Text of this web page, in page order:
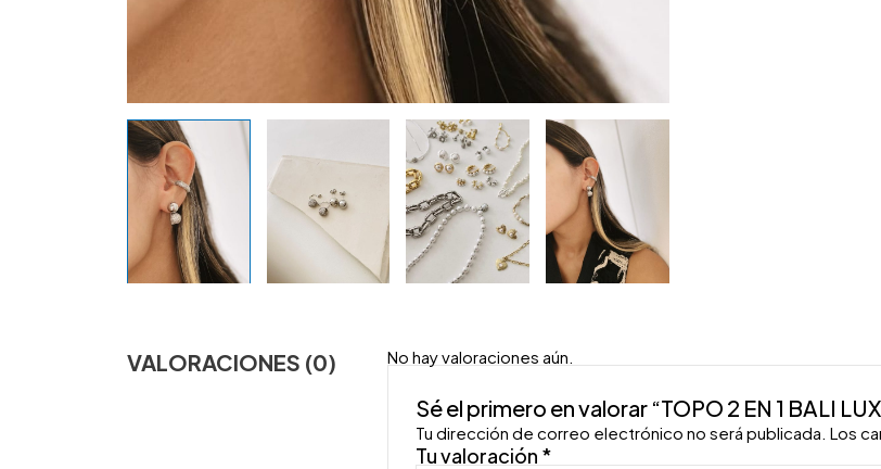
VALORACIONES (0) No hay valoraciones aún.
Sé el primero en valorar “TOPO 2 EN 1 BALI
Tu dirección de correo electrónico no será publicada. Los
Tu valoración *